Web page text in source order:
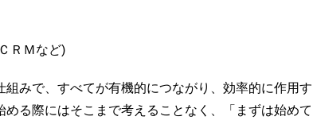
ＲＭなど)
組みで、すべてが有機的につながり、効率的に作用す
る際にはそこまで考えることなく、「まずは始めて